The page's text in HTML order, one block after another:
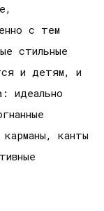
с тем
стильные
и детям, и
идеально
канты